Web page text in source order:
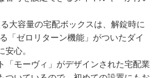
大容量の宅配ボックスは、解錠時に
「ゼロリターン機能」がついたダイ
心。
「モーヴィ」がデザインされた宅配業